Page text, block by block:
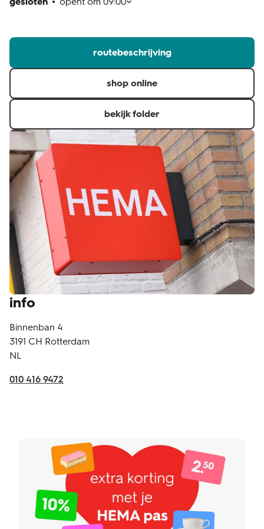
routebeschrijving
shop online
bekijk folder
info
Binnenban 4
3191 CH Rotterdam
NL
010 416 9472